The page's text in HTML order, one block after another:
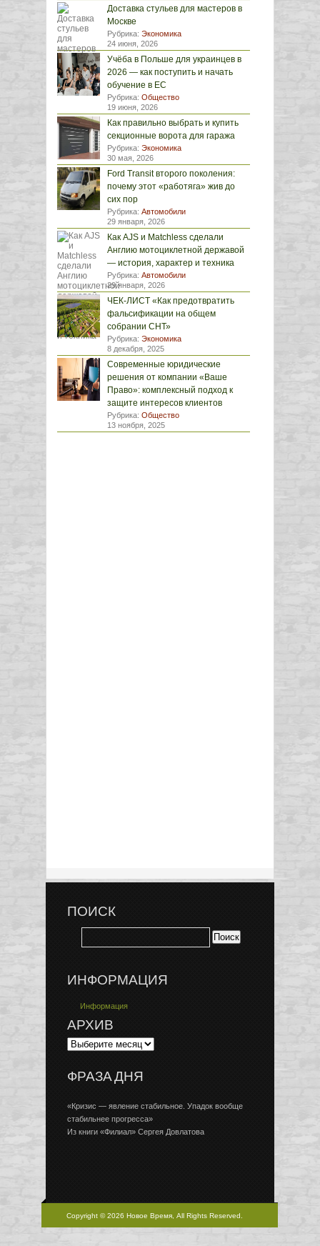
Доставка стульев для мастеров в
Москве
Рубрика: Экономика
24 июня, 2026
Учёба в Польше для украинцев в
2026 — как поступить и начать
обучение в ЕС
Рубрика: Общество
19 июня, 2026
Как правильно выбрать и купить
секционные ворота для гаража
Рубрика: Экономика
30 мая, 2026
Ford Transit второго поколения:
почему этот «работяга» жив до
сих пор
Рубрика: Автомобили
29 января, 2026
Как AJS и Matchless сделали
Англию мотоциклетной державой
— история, характер и техника
Рубрика: Автомобили
29 января, 2026
ЧЕК-ЛИСТ «Как предотвратить
фальсификации на общем
собрании СНТ»
Рубрика: Экономика
8 декабря, 2025
Современные юридические
решения от компании «Ваше
Право»: комплексный подход к
защите интересов клиентов
Рубрика: Общество
13 ноября, 2025
ПОИСК
ИНФОРМАЦИЯ
Информация
АРХИВ
ФРАЗА ДНЯ
«Кризис — явление стабильное. Упадок вообще
стабильнее прогресса»
Из книги «Филиал» Сергея Довлатова
Copyright © 2026 Новое Время, All Rights Reserved.